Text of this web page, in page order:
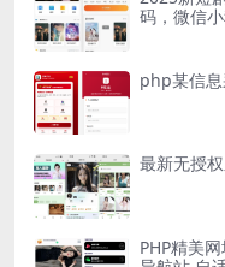
码，微信
php某信
最新无授
PHP精美